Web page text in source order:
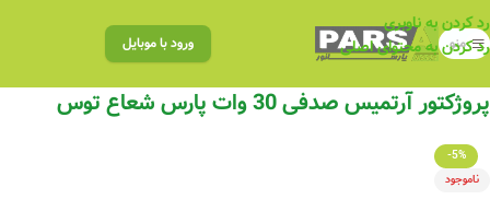
رد کردن به ناوبری
رد کردن به محتوای اصلی
منو ورود با موبایل
پروژکتور آرتمیس صدفی 30 وات پارس شعاع توس
-5%
ناموجود